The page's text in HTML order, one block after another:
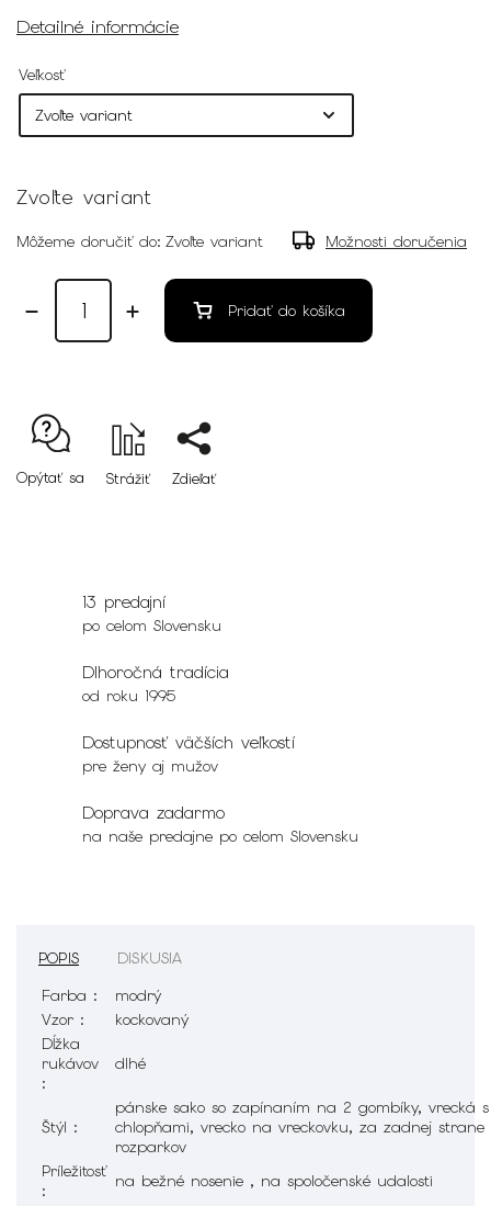
Detailné informácie
Veľkosť
Zvoľte variant
Môžeme doručiť do: Zvoľte variant Možnosti doručenia
Pridať do košíka
Opýtať sa Strážiť Zdieľať
13 predajní
po celom Slovensku
Dlhoročná tradícia
od roku 1995
Dostupnosť väčších veľkostí
pre ženy aj mužov
Doprava zadarmo
na naše predajne po celom Slovensku
POPIS
DISKUSIA
Farba :
modrý
Vzor :
kockovaný
Dĺžka
rukávov
:
dlhé
Štýl :
pánske sako so zapínaním na 2 gombíky, vrecká s
chlopňami, vrecko na vreckovku, za zadnej strane
rozparkov
Príležitosť
:
na bežné nosenie , na spoločenské udalosti